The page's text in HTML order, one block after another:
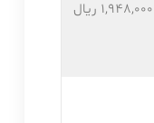
1,948,۰۰۰ ریال